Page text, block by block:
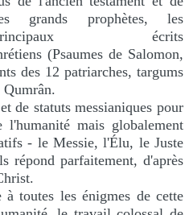
grands prophètes, les
écrits
(Psaumes de Salomon,
des 12 patriarches, targums
Qumrân.
de statuts messianiques pour
l'humanité mais globalement
- le Messie, l'Élu, le Juste
répond parfaitement, d'après
toutes les énigmes de cette